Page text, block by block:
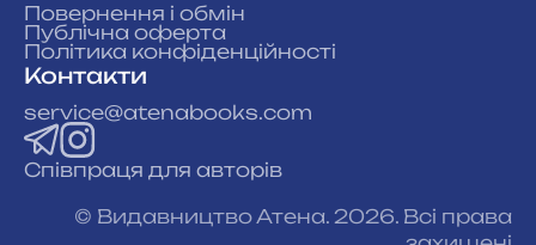
Повернення і обмін
Публічна оферта
Політика конфіденційності
Контакти
service@atenabooks.com
Співпраця для авторів
© Видавництво Атена. 2026. Всі права